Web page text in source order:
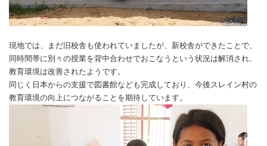
現地では、まだ旧校舎も使われていましたが、新校舎ができたことで、
同時間帯に別々の授業を背中合わせでおこなうという状況は解消され、
教育環境は改善されたようです。
同じく日本からの支援で図書館なども完成しており、今後スレイン村の
教育環境の向上につながることを期待しています。